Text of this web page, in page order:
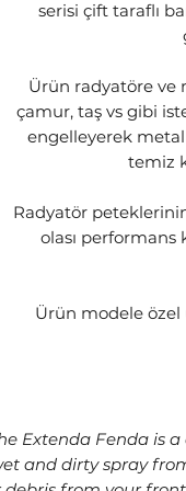
serisi çift taraflı
Ürün radyatöre ve
çamur, taş vs gibi
engelleyerek
temiz
Radyatör
olası performans
Ürün modele özel
Extenda Fenda is
and dirty spray